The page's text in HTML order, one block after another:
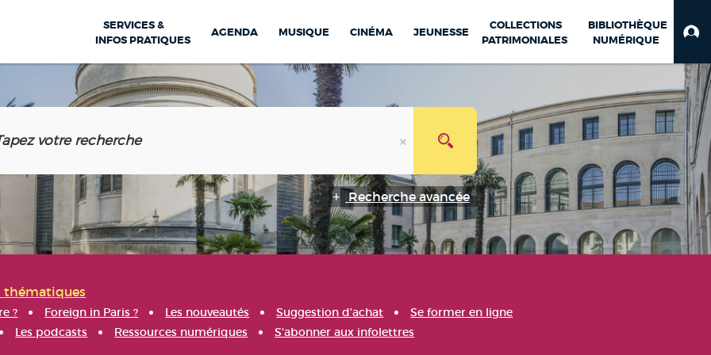
SERVICES &
INFOS PRATIQUES
AGENDA MUSIQUE CINÉMA JEUNESSE
COLLECTIONS
PATRIMONIALES
BIBLIOTHÈQUE
NUMÉRIQUE
Recherche avancée
thématiques
? Foreign in Paris ? Les nouveautés Suggestion d'achat
Se former en ligne
Les podcasts Ressources numériques S'abonner aux infolettres